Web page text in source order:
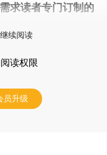
求读者专门订制的
续阅读
读权限
员升级